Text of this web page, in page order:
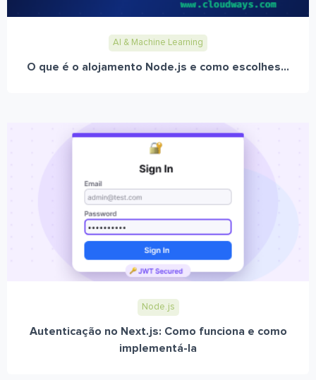
AI & Machine Learning
O que é o alojamento Node.js e como escolhes...
Node.js
Autenticação no Next.js: Como funciona e como
implementá-la